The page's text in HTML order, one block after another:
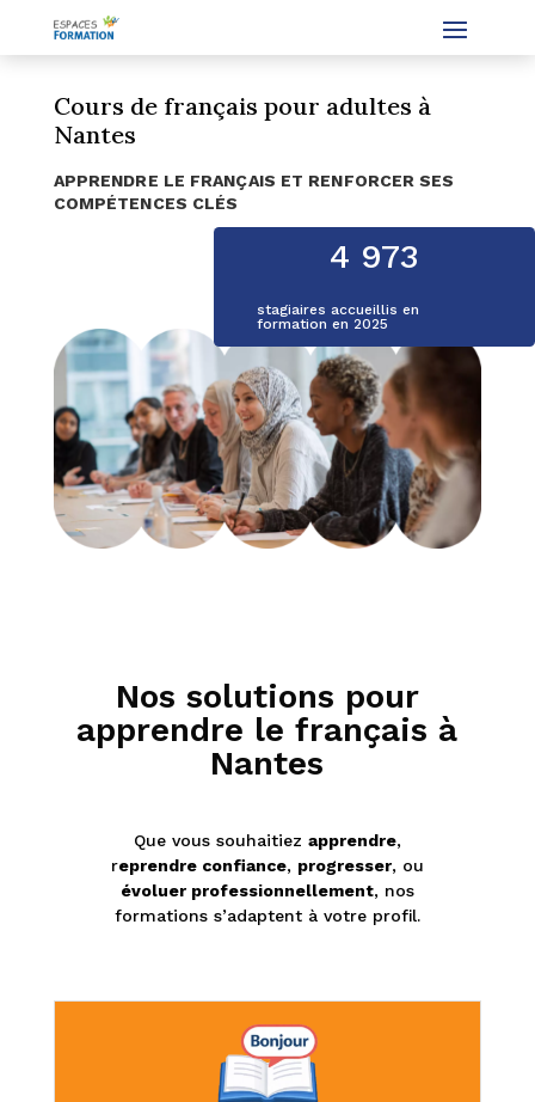
Cours de français pour adultes à
Nantes
APPRENDRE LE FRANÇAIS ET RENFORCER SES
COMPÉTENCES CLÉS
4 973
stagiaires accueillis en
formation en 2025
Nos solutions pour
apprendre le français à
Nantes
Que vous souhaitiez apprendre,
reprendre confiance, progresser, ou
évoluer professionnellement, nos
formations s’adaptent à votre profil.